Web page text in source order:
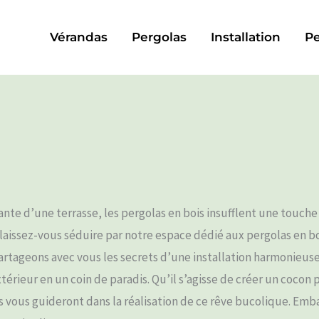
Vérandas Pergolas Installation
d’une terrasse, les pergolas en bois insufflent une
vous séduire par notre espace dédié aux pergolas en
avec vous les secrets d’une installation
en un coin de paradis. Qu’il s’agisse de créer un
guideront dans la réalisation de ce rêve bucolique.